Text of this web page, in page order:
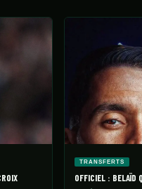
TRANSFERTS
OFFICIEL : BELAÏD